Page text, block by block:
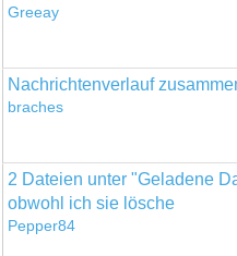
Greeay
Nachrichtenverlauf
braches
2 Dateien unter "Geladene
obwohl ich sie lösche
Pepper84